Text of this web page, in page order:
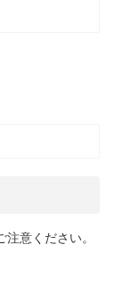
意ください。